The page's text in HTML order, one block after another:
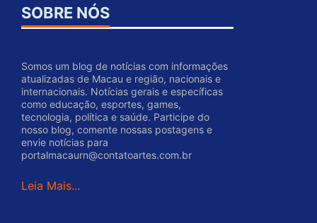
SOBRE NÓS
Somos um blog de notícias com informações
atualizadas de Macau e região, nacionais e
internacionais. Notícias gerais e específicas
como educação, esportes, games,
tecnologia, política e saúde. Participe do
nosso blog, comente nossas postagens e
envie notícias para
portalmacaurn@contatoartes.com.br
Leia Mais...